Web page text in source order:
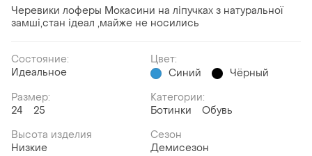
Черевики лоферы Мокасини на ліпучках з натуральної
замші,стан ідеал ,майже не носились
Состояние:
Идеальное
Цвет:
Синий
Чёрный
Размер:
24
25
Категории:
Ботинки
Обувь
Высота изделия
Низкие
Сезон
Демисезон